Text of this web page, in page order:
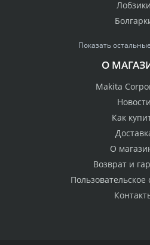
Лобзики
Показать
О
Makita
Новости
Как
О
Возврат и